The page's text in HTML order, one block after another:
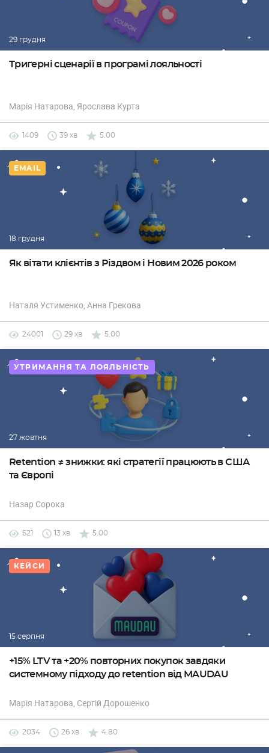
29 грудня
Тригерні сценарії в програмі лояльності
Марія Натарова, Ярослава Курта
1409 39 хв 5.00
EMAIL
18 грудня
Як вітати клієнтів з Різдвом і Новим 2026 роком
Наталя Устименко, Анна Грекова
24001 29 хв 5.00
УТРИМАННЯ ТА ЛОЯЛЬНІСТЬ
27 жовтня
Retention ≠ знижки: які стратегії працюють в США
та Європі
Назар Сорока
521 13 хв 5.00
КЕЙСИ
15 серпня
+15% LTV та +20% повторних покупок завдяки
системному підходу до retention від MAUDAU
Марія Натарова, Сергій Дорошенко
2034 26 хв 4.80